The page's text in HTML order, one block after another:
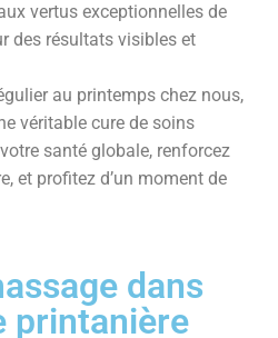
vertus exceptionnelles de
des résultats visibles et
au printemps chez nous,
véritable cure de soins
santé globale, renforcez
et profitez d’un moment de
dans
printanière